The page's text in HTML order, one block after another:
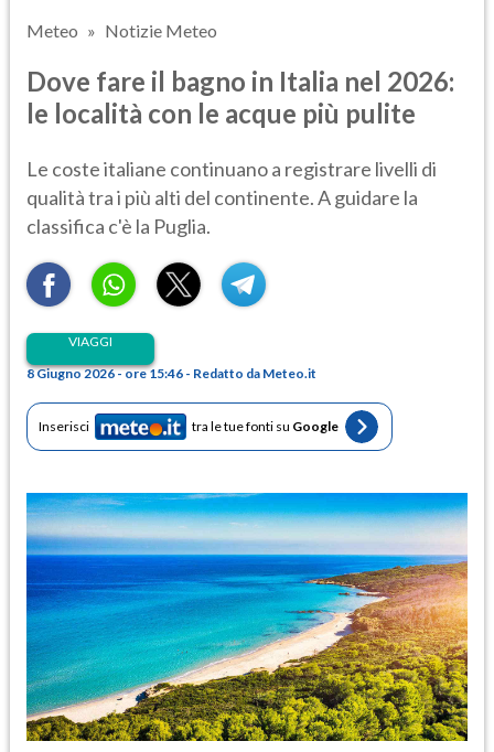
Meteo Notizie Meteo
Dove fare il bagno in Italia nel 2026:
le località con le acque più pulite
Le coste italiane continuano a registrare livelli di
qualità tra i più alti del continente. A guidare la
classifica c'è la Puglia.
VIAGGI
8 Giugno 2026 - ore 15:46 - Redatto da Meteo.it
Inserisci tra le tue fonti su Google